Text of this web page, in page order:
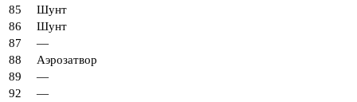
85
Шунт
86
Шунт
87
—
88
Аэрозатвор
89
—
92
—